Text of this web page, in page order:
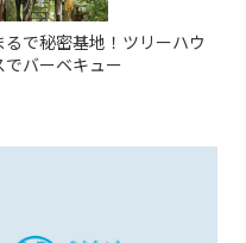
るで秘密基地！ツリーハウ
でバーベキュー